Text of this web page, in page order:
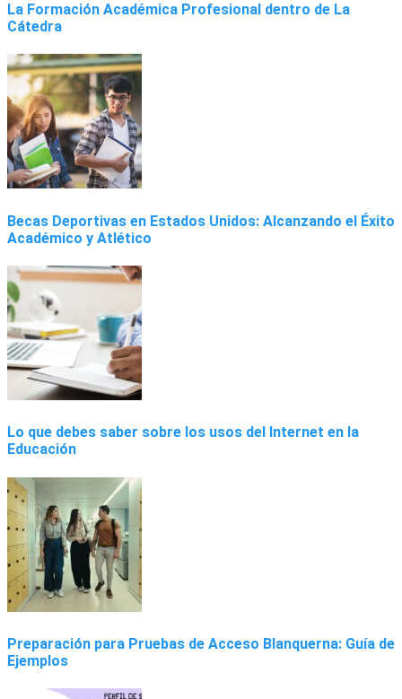
La Formación Académica Profesional dentro de La
Cátedra
Becas Deportivas en Estados Unidos: Alcanzando el Éxito
Académico y Atlético
Lo que debes saber sobre los usos del Internet en la
Educación
Preparación para Pruebas de Acceso Blanquerna: Guía de
Ejemplos